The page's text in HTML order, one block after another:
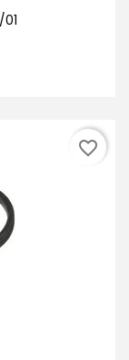
favorite_border